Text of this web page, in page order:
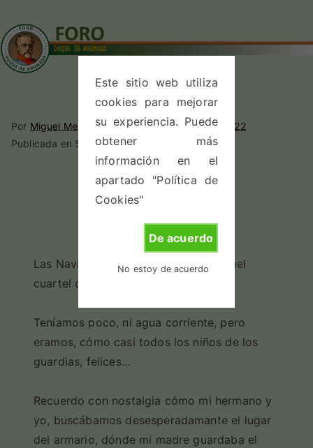
Este sitio web utiliza
cookies para mejorar
su experiencia. Puede
obtener más
información en el
apartado "Política de
Cookies"
De acuerdo
No estoy de acuerdo
al
contenido
Foro Duque
de
Ahumada
En este sitio encontrarás
información sobre el Foro
Duque de Ahumada y
nuestras actividades
Por Miguel Merino Publicado eldiciembre 23, 2022
Publicada en Sin categoría
(Anónimo)
Las Navidades, qué recuerdos en aquel
cuartel de una aldea gallega…
Teníamos poco, ni agua corriente, pero
eramos, cómo casi todos los niños de los
guardias, felices…
Recuerdo con nostalgia cómo mi hermano y
yo, buscábamos desesperadamante el lugar
del armario, dónde mi madre guardaba el